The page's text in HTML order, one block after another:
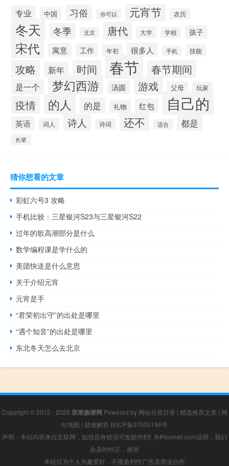
专业 中国 习俗 你可以 元宵节 农历
冬天 冬季 北京 唐代 大学 学校 孩子
宋代 寓意 工作 年初 很多人 手机 技能
攻略 新年 时间 春节 春节期间
是一个 梦幻西游 汤圆 游戏 父母 玩家
疫情 的人 的是 礼物 红包 自己的
英语 词人 诗人 诗词 还不 适合 都是
长辈
猜你想看的文章
彩虹六号3 攻略
手机比较：三星银河S23与三星银河S22
过年的歌高潮部分是什么
数学编程课是学什么的
美团快送是什么意思
关于介绍元宵
元宵是手
“君荣初出守”的出处是哪里
“遇个知音”的出处是哪里
东北冬天怎么去北京
Copyright © 2012 - 2026 宗亲族谱网 Powered by 网站分类目录 | 精选推荐文章 | 网
站地图 | 疑难解答 桂ICP备07000196号
声明：本站内容来自互联网，如信息有错误可发邮件到f_fb#foxmail.com说明，我们
会及时纠正，谢谢
本站仅为个人兴趣爱好，不接盈利性广告及商业合作